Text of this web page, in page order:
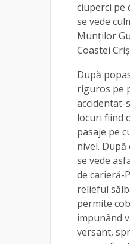
ciuperci pe
se vede
Munților
Coastei
După
riguros pe
accidentat-
locuri fiind
pasaje pe
nivel.
se vede
de carieră-
relieful
permite
impunând
versant,